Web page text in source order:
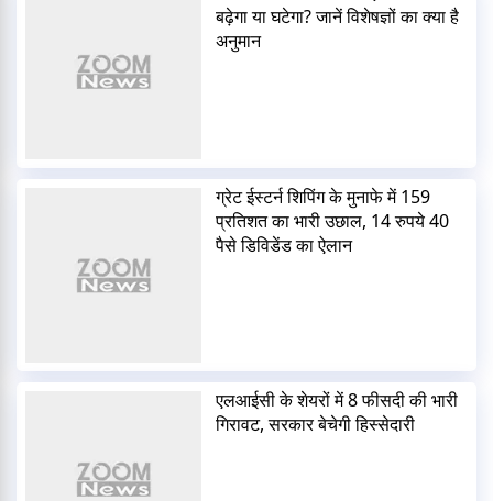
बढ़ेगा या घटेगा? जानें विशेषज्ञों का क्या है
अनुमान
ग्रेट ईस्टर्न शिपिंग के मुनाफे में 159
प्रतिशत का भारी उछाल, 14 रुपये 40
पैसे डिविडेंड का ऐलान
एलआईसी के शेयरों में 8 फीसदी की भारी
गिरावट, सरकार बेचेगी हिस्सेदारी